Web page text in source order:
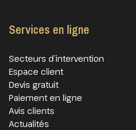
Services en ligne
Secteurs d’intervention
Espace client
Devis gratuit
Paiement en ligne
Avis clients
Actualités